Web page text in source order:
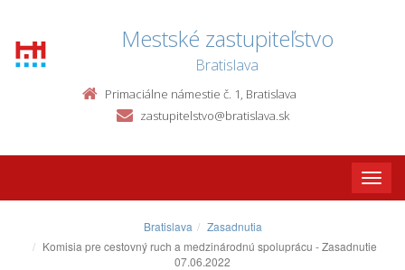
Mestské zastupiteľstvo
Bratislava
Primaciálne námestie č. 1, Bratislava
zastupitelstvo@bratislava.sk
Toggle
Bratislava
Zasadnutia
Komisia pre cestovný ruch a medzinárodnú spoluprácu - Zasadnutie
07.06.2022